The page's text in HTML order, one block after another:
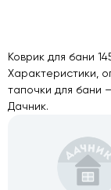
Коврик для бани
Характеристики,
тапочки для бани
Дачник.